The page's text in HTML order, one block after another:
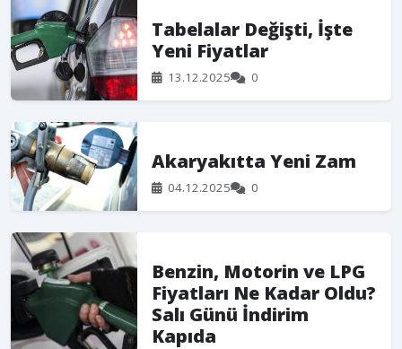
Tabelalar Değişti, İşte
Yeni Fiyatlar
13.12.2025 0
Akaryakıtta Yeni Zam
04.12.2025 0
Benzin, Motorin ve LPG
Fiyatları Ne Kadar Oldu?
Salı Günü İndirim
Kapıda